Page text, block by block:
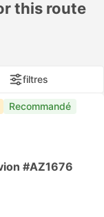
this route
filtres
Recommandé
#AZ1676